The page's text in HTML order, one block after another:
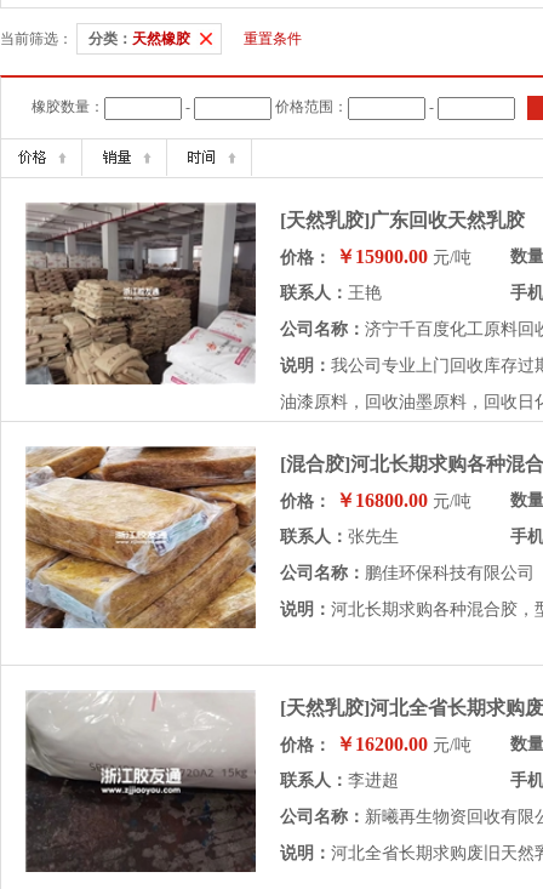
当前筛选： 分类： 天然橡胶 重置条件
橡胶数量： - 价格范围： -
[天然乳胶]广东回收天然乳胶
价格： ￥15900.00 元/吨
数
联系人： 王艳
手
公司名称： 济宁千百度化工原料回
说明： 我公司专业上门回收库存过
油漆原料，回收油墨原料，回收
[混合胶]河北长期求购各种混
价格： ￥16800.00 元/吨
数
联系人： 张先生
手
公司名称： 鹏佳环保科技有限公司
说明： 河北长期求购各种混合胶，
[天然乳胶]河北全省长期求购
价格： ￥16200.00 元/吨
数
联系人： 李进超
手
公司名称： 新曦再生物资回收有限
说明： 河北全省长期求购废旧天然